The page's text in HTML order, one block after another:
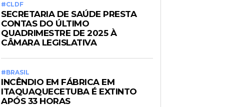
#CLDF
SECRETARIA DE SAÚDE PRESTA
CONTAS DO ÚLTIMO
QUADRIMESTRE DE 2025 À
CÂMARA LEGISLATIVA
#BRASIL
INCÊNDIO EM FÁBRICA EM
ITAQUAQUECETUBA É EXTINTO
APÓS 33 HORAS